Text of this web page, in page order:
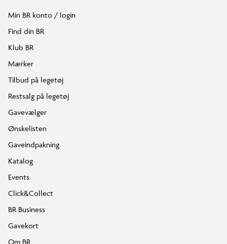
Min BR konto / login
Find din BR
Klub BR
Mærker
Tilbud på legetøj
Restsalg på legetøj
Gavevælger
Ønskelisten
Gaveindpakning
Katalog
Events
Click&Collect
BR Business
Gavekort
Om BR